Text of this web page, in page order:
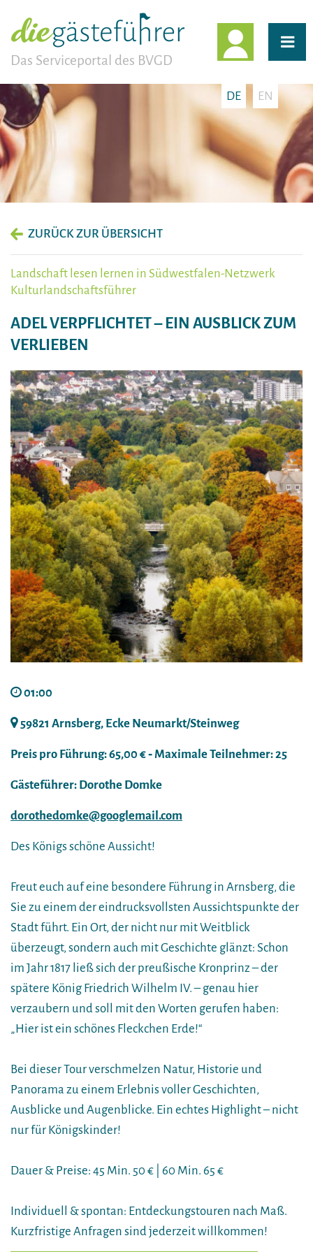
Das Serviceportal des BVGD
DE EN
ZURÜCK ZUR ÜBERSICHT
Landschaft lesen lernen in Südwestfalen-Netzwerk
Kulturlandschaftsführer
ADEL VERPFLICHTET – EIN AUSBLICK ZUM
VERLIEBEN
01:00
59821 Arnsberg, Ecke Neumarkt/Steinweg
Preis pro Führung: 65,00 € ‐ Maximale Teilnehmer: 25
Gästeführer: Dorothe Domke
dorothedomke@googlemail.com
Des Königs schöne Aussicht!
Freut euch auf eine besondere Führung in Arnsberg, die
Sie zu einem der eindrucksvollsten Aussichtspunkte der
Stadt führt. Ein Ort, der nicht nur mit Weitblick
überzeugt, sondern auch mit Geschichte glänzt: Schon
im Jahr 1817 ließ sich der preußische Kronprinz – der
spätere König Friedrich Wilhelm IV. – genau hier
verzaubern und soll mit den Worten gerufen haben:
„Hier ist ein schönes Fleckchen Erde!“
Bei dieser Tour verschmelzen Natur, Historie und
Panorama zu einem Erlebnis voller Geschichten,
Ausblicke und Augenblicke. Ein echtes Highlight – nicht
nur für Königskinder!
Dauer & Preise: 45 Min. 50 € | 60 Min. 65 €
Individuell & spontan: Entdeckungstouren nach Maß.
Kurzfristige Anfragen sind jederzeit willkommen!